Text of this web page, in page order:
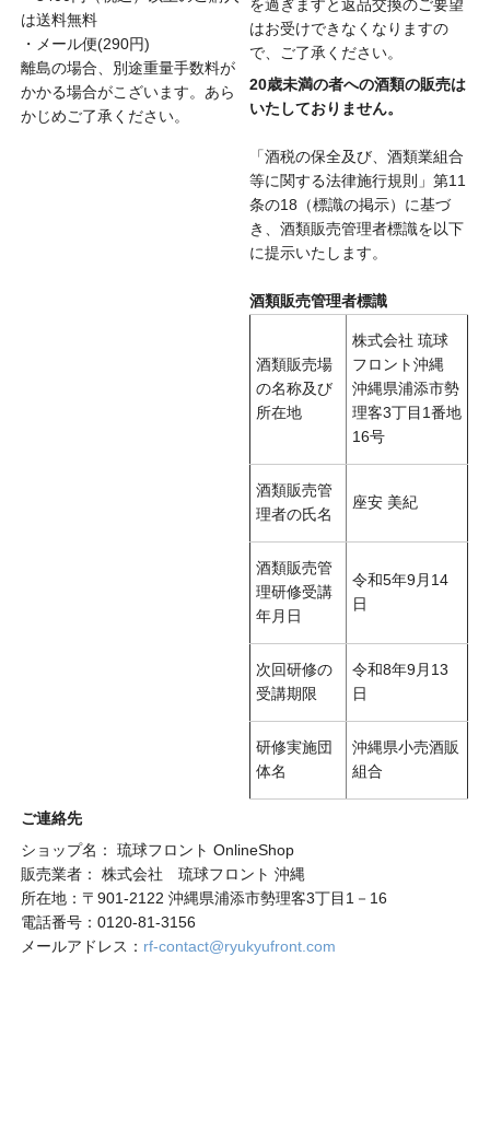
は送料無料
・メール便(290円)
離島の場合、別途重量手数料が
かかる場合がこざいます。あら
かじめご了承ください。
を過ぎますと返品交換のご要望
はお受けできなくなりますの
で、ご了承ください。
20歳未満の者への酒類の販売は
いたしておりません。
「酒税の保全及び、酒類業組合
等に関する法律施行規則」第11
条の18（標識の掲示）に基づ
き、酒類販売管理者標識を以下
に提示いたします。
酒類販売管理者標識
酒類販売場
の名称及び
所在地
株式会社 琉球
フロント沖縄
沖縄県浦添市勢
理客3丁目1番地
16号
酒類販売管
理者の氏名
座安 美紀
酒類販売管
理研修受講
年月日
令和5年9月14
日
次回研修の
受講期限
令和8年9月13
日
研修実施団
体名
沖縄県小売酒販
組合
ご連絡先
ショップ名： 琉球フロント OnlineShop
販売業者： 株式会社 琉球フロント 沖縄
所在地：〒901-2122 沖縄県浦添市勢理客3丁目1－16
電話番号：0120-81-3156
メールアドレス： rf-contact@ryukyufront.com